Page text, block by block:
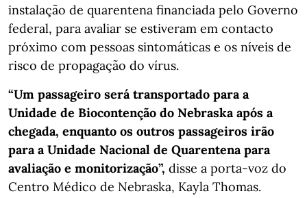
instalação de quarentena financiada pelo Governo
federal, para avaliar se estiveram em contacto
próximo com pessoas sintomáticas e os níveis de
risco de propagação do vírus.
“Um passageiro será transportado para a
Unidade de Biocontenção do Nebraska após a
chegada, enquanto os outros passageiros irão
para a Unidade Nacional de Quarentena para
avaliação e monitorização”, disse a porta-voz do
Centro Médico de Nebraska, Kayla Thomas.